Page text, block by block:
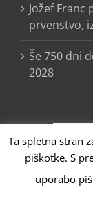
Jožef
prvenstvo,
Še 750 dni
2028
Ta spletna stran
piškotke. S
uporabo